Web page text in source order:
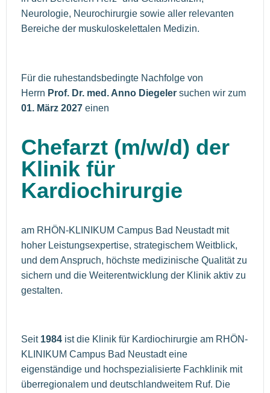
Neurologie, Neurochirurgie sowie aller relevanten
Bereiche der muskuloskelettalen Medizin.
Für die ruhestandsbedingte Nachfolge von
Herrn Prof. Dr. med. Anno Diegeler suchen wir zum
01. März 2027 einen
Chefarzt (m/w/d) der
Klinik für
Kardiochirurgie
am RHÖN-KLINIKUM Campus Bad Neustadt mit
hoher Leistungsexpertise, strategischem Weitblick,
und dem Anspruch, höchste medizinische Qualität zu
sichern und die Weiterentwicklung der Klinik aktiv zu
gestalten.
Seit 1984 ist die Klinik für Kardiochirurgie am RHÖN-
KLINIKUM Campus Bad Neustadt eine
eigenständige und hochspezialisierte Fachklinik mit
überregionalem und deutschlandweitem Ruf. Die